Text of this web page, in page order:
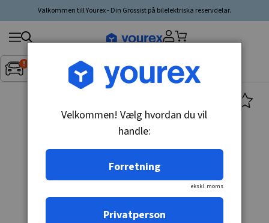
Välkommen till Yourex - Din Grossist på bilelektriska reservdelar.
Inget fordon valt▼
Søg
produkt,
producent,
Velkommen! Vælg hvordan du vil
handle:
Forretning
ekskl. moms
Privatperson